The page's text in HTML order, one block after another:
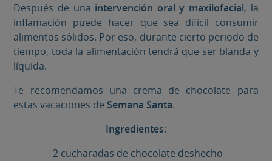
Después de una intervención oral y maxilofacial, la
inflamación puede hacer que sea difícil consumir
alimentos sólidos. Por eso, durante cierto periodo de
tiempo, toda la alimentación tendrá que ser blanda y
líquida.
Te recomendamos una crema de chocolate para
estas vacaciones de Semana Santa.
Ingredientes:
-2 cucharadas de chocolate deshecho